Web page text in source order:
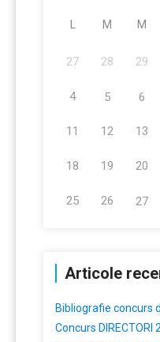
M M
27 28 29
4 5 6
11 12 13
18 19 20
25 26 27
Articole
Bibliografie concurs
Concurs DIRECTORI